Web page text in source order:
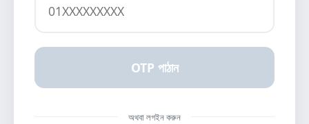
OTP পাঠান
অথবা লগইন করুন